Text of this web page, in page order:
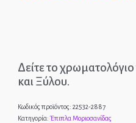
ΠΑΙΔΙΚΑ
Δείτε το
και Ξύλου.
Κωδικός προϊόντος: 22532-2887
Κατηγορία: Έπιπλα Μοριοσανίδας